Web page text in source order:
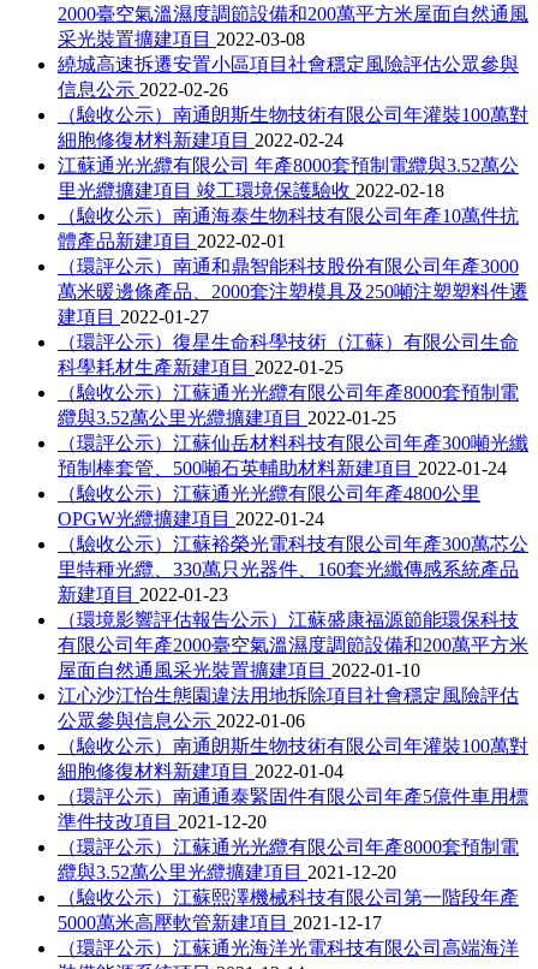
2000臺空氣溫濕度調節設備和200萬平方米屋面自然通風
采光裝置擴建項目 2022-03-08
繞城高速拆遷安置小區項目社會穩定風險評估公眾參與
信息公示 2022-02-26
（驗收公示）南通朗斯生物技術有限公司年灌裝100萬對
細胞修復材料新建項目 2022-02-24
江蘇通光光纜有限公司 年產8000套預制電纜與3.52萬公
里光纜擴建項目 竣工環境保護驗收 2022-02-18
（驗收公示）南通海泰生物科技有限公司年產10萬件抗
體產品新建項目 2022-02-01
（環評公示）南通和鼎智能科技股份有限公司年產3000
萬米暖邊條產品、2000套注塑模具及250噸注塑塑料件遷
建項目 2022-01-27
（環評公示）復星生命科學技術（江蘇）有限公司生命
科學耗材生產新建項目 2022-01-25
（驗收公示）江蘇通光光纜有限公司年產8000套預制電
纜與3.52萬公里光纜擴建項目 2022-01-25
（環評公示）江蘇仙岳材料科技有限公司年產300噸光纖
預制棒套管、500噸石英輔助材料新建項目 2022-01-24
（驗收公示）江蘇通光光纜有限公司年產4800公里
OPGW光纜擴建項目 2022-01-24
（驗收公示）江蘇裕榮光電科技有限公司年產300萬芯公
里特種光纜、330萬只光器件、160套光纖傳感系統產品
新建項目 2022-01-23
（環境影響評估報告公示）江蘇盛康福源節能環保科技
有限公司年產2000臺空氣溫濕度調節設備和200萬平方米
屋面自然通風采光裝置擴建項目 2022-01-10
江心沙江怡生態園違法用地拆除項目社會穩定風險評估
公眾參與信息公示 2022-01-06
（驗收公示）南通朗斯生物技術有限公司年灌裝100萬對
細胞修復材料新建項目 2022-01-04
（環評公示）南通通泰緊固件有限公司年產5億件車用標
準件技改項目 2021-12-20
（環評公示）江蘇通光光纜有限公司年產8000套預制電
纜與3.52萬公里光纜擴建項目 2021-12-20
（驗收公示）江蘇熙澤機械科技有限公司第一階段年產
5000萬米高壓軟管新建項目 2021-12-17
（環評公示）江蘇通光海洋光電科技有限公司高端海洋